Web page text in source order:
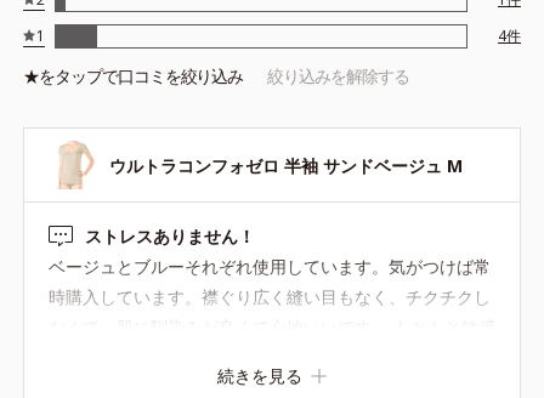
1
4件
★をタップで口コミを絞り込み 絞り込みを解除する
ウルトラコンフォゼロ 半袖 サンドベージュ M
ストレスありません！
ベージュとブルーそれぞれ使用しています。気がつけば常
時購入しています。襟ぐり広く縫い目もなく、チクチクし
続きを見る